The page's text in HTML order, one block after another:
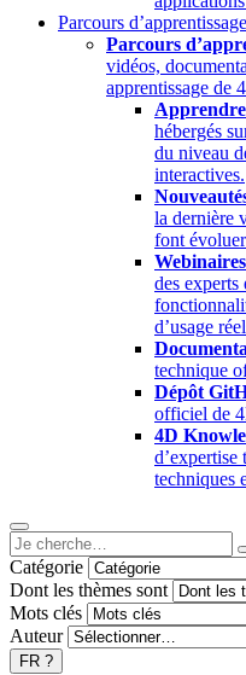
Parcours d’apprentissage
Parcours
vidéos,
apprentissage de
hébergés
du niveau
interactives.
la dernière
font
des
d’usage
technique
Dépôt
officiel de
4D
d’expertise
techniques
Catégorie
Dont les thèmes sont
Mots clés
Auteur
FR ?